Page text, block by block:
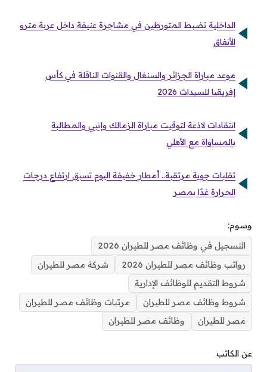
الداخلية تضبط المتورطين في مشاجرة عنيفة داخل عربة مترو
الأنفاق
موعد مباراة الجزائر والسنغال والقنوات الناقلة في كأس
إفريقيا للسيدات 2026
انتقادات لاذعة لتوقيت مباراة الزمالك وإنبي والمطالبة
بالمساواة مع الأهلي
تقلبات جوية مرتقبة.. أمطار خفيفة اليوم تسبق ارتفاع درجات
الحرارة غدًا بمصر
وسوم:
التسجيل في وظائف مصر للطيران 2026
رواتب وظائف مصر للطيران 2026
شركة مصر للطيران
شروط التقديم للوظائف الإدارية
شروط وظائف مصر للطيران
مرتبات وظائف مصر للطيران
مصر للطيران
وظائف مصر للطيران
عن الكاتب